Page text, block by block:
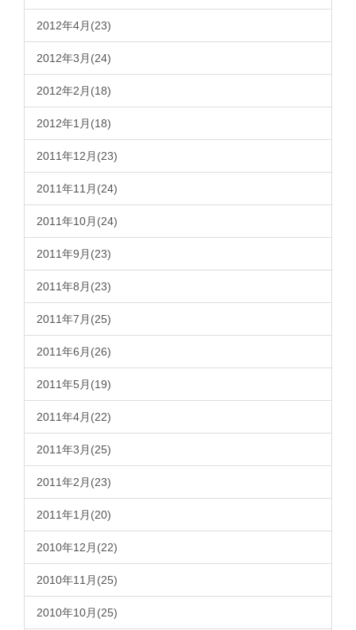
2012年4月(23)
2012年3月(24)
2012年2月(18)
2012年1月(18)
2011年12月(23)
2011年11月(24)
2011年10月(24)
2011年9月(23)
2011年8月(23)
2011年7月(25)
2011年6月(26)
2011年5月(19)
2011年4月(22)
2011年3月(25)
2011年2月(23)
2011年1月(20)
2010年12月(22)
2010年11月(25)
2010年10月(25)